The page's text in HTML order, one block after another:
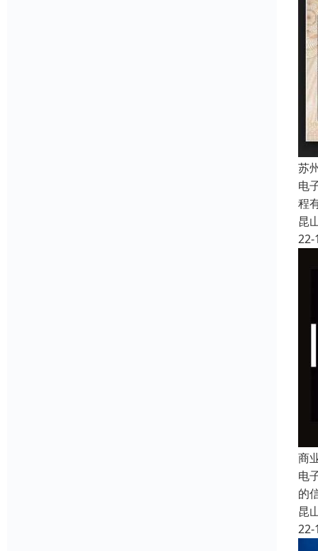
苏
电
程
昆
22-
商
电
的
昆
22-